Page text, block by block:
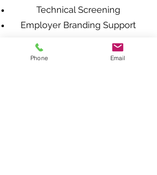
Technical Screening
Employer Branding Support
Phone Email